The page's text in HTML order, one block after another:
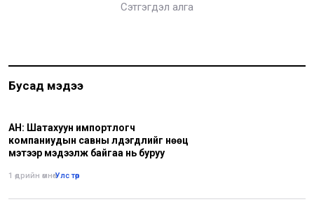
Сэтгэгдэл алга
Бусад мэдээ
АН: Шатахуун импортлогч
компаниудын савны үлдэгдлийг нөөц
мэтээр мэдээлж байгаа нь буруу
1 өдрийн өмнө•Улс төр